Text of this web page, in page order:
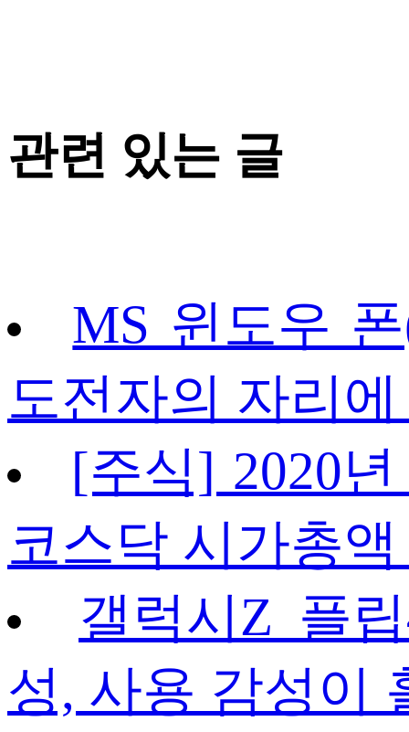
관련 있는 글
MS 윈도우
도전자의 자리
[주식] 2020
코스닥 시가총
갤럭시Z 플
성, 사용 감성이